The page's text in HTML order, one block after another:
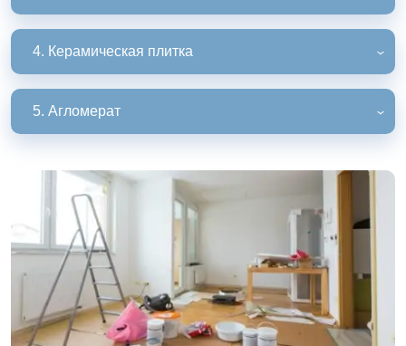
4. Керамическая плитка
5. Агломерат